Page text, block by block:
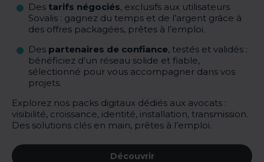
Des tarifs négociés, exclusifs aux utilisateurs
Sovalis : gagnez du temps et de l’argent grâce à
des offres packagées, prêtes à l’emploi.
Des partenaires de confiance, testés et validés :
bénéficiez d’un réseau solide et fiable,
sélectionné pour vous accompagner dans vos
projets.
Explorez nos packs digitaux dédiés aux avocats :
visibilité, croissance, identité, installation, transmission.
Des solutions clés en main, prêtes à l’emploi.
Découvrir